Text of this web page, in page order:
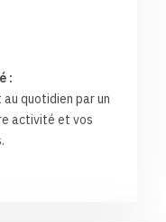
:
quotidien par un
activité et vos